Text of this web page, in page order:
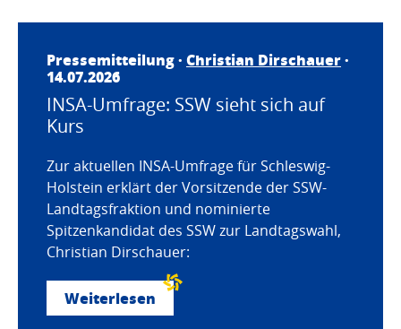
Pressemitteilung · Christian Dirschauer·
14.07.2026
INSA-Umfrage: SSW sieht sich auf
Kurs
Zur aktuellen INSA-Umfrage für Schleswig-
Holstein erklärt der Vorsitzende der SSW-
Landtagsfraktion und nominierte
Spitzenkandidat des SSW zur Landtagswahl,
Christian Dirschauer:
Weiterlesen